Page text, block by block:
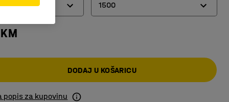
1500
DODAJ U KOŠARICU
popis za kupovinu